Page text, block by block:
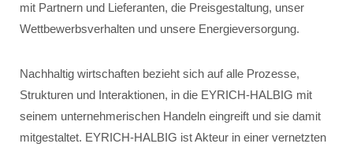
mit Partnern und Lieferanten, die Preisgestaltung, unser
Wettbewerbsverhalten und unsere Energieversorgung.
Nachhaltig wirtschaften bezieht sich auf alle Prozesse,
Strukturen und Interaktionen, in die EYRICH-HALBIG mit
seinem unternehmerischen Handeln eingreift und sie damit
mitgestaltet. EYRICH-HALBIG ist Akteur in einer vernetzten